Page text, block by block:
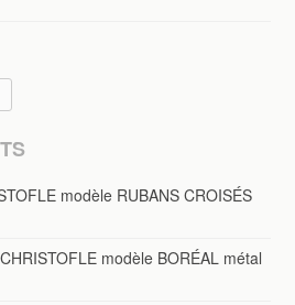
modèle RUBANS CROISÉS
modèle BORÉAL métal